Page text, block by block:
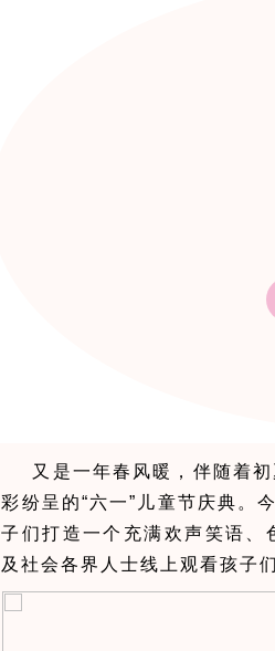
又是一年春风暖，伴随着
彩纷呈的“六一”儿童节庆典。
子们打造一个充满欢声笑语、
及社会各界人士线上观看孩子